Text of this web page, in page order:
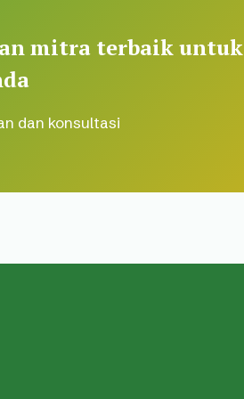
mitra terbaik untuk
dan konsultasi